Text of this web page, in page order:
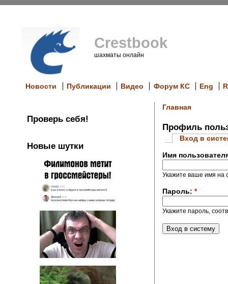
Crestbook
шахматы онлайн
Новости Публикации Видео Форум КС Eng
Проверь себя!
Новые шутки
Главная
Профиль
Вход в
Имя
Укажите ваше имя на
Пароль: *
Укажите пароль,